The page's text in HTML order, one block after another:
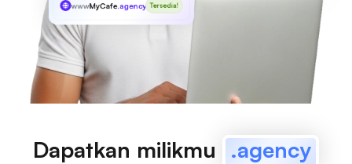
wwwMyCafe.agency Tersedia!
Dapatkan milikmu
.agency